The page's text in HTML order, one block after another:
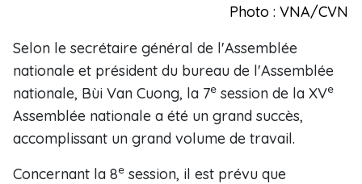
Photo : VNA/CVN
Selon le secrétaire général de l'Assemblée
nationale et président du bureau de l'Assemblée
nationale, Bùi Van Cuong, la 7e session de la XVe
Assemblée nationale a été un grand succès,
accomplissant un grand volume de travail.
Concernant la 8e session, il est prévu que